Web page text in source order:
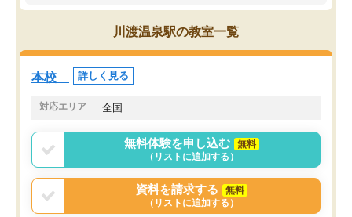
かと思った。
常に効果を実感している
になった現在も大学受験
して利用しており、自信
すめできる塾です。
川渡温泉駅の教室一覧
本校 詳しく見る
対応エリア 全国
無料体験を申し込む
無料
（リストに追加する）
資料を請求する
無料
（リストに追加する）